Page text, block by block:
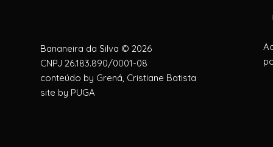
Bananeira da Silva © 2026
CNPJ 26.183.890/0001-08
conteúdo by Grená, Cristiane Batista
site by PUGA